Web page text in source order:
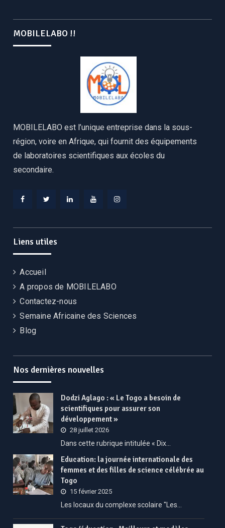
MOBILELABO !!
MOBILELABO est l’unique entreprise dans la sous-
région, voire en Afrique, qui fournit des équipements
de laboratoires scientifiques aux écoles du
secondaire.
Liens utiles
Accueil
A propos de MOBILELABO
Contactez-nous
Semaine Africaine des Sciences
Blog
Nos dernières nouvelles
Dodzi Aglago : « Le Togo a besoin de
scientifiques pour assurer son
développement »
28 juillet 2026
Dans cette rubrique intitulée « Dix…
Education: la journée internationale des
femmes et des filles de science célébrée au
Togo
15 février 2025
Les locaux du complexe scolaire "Les…